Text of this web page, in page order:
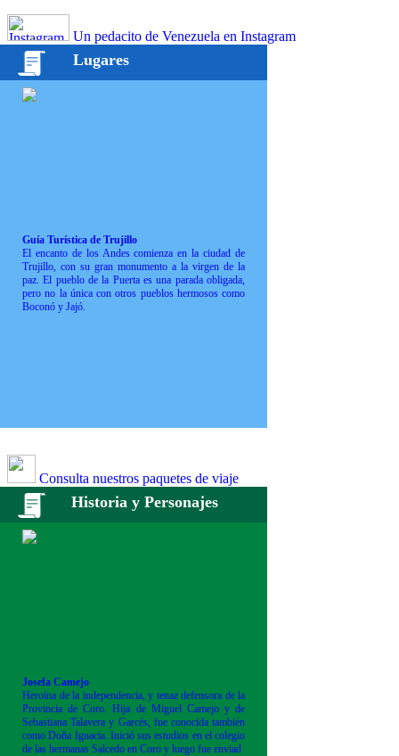
Un pedacito de Venezuela en Instagram
Lugares
Guía Turística de Trujillo
El encanto de los Andes comienza en la ciudad de
Trujillo, con su gran monumento a la virgen de la
paz. El pueblo de la Puerta es una parada obligada,
pero no la única con otros pueblos hermosos como
Boconó y Jajó.
Consulta nuestros paquetes de viaje
Historia y Personajes
Josefa Camejo
Heroína de la independencia, y tenaz defensora de la
Provincia de Coro. Hija de Miguel Camejo y de
Sebastiana Talavera y Garcés, fue conocida también
como Doña Ignacia. Inició sus estudios en el colegio
de las hermanas Salcedo en Coro y luego fue enviad